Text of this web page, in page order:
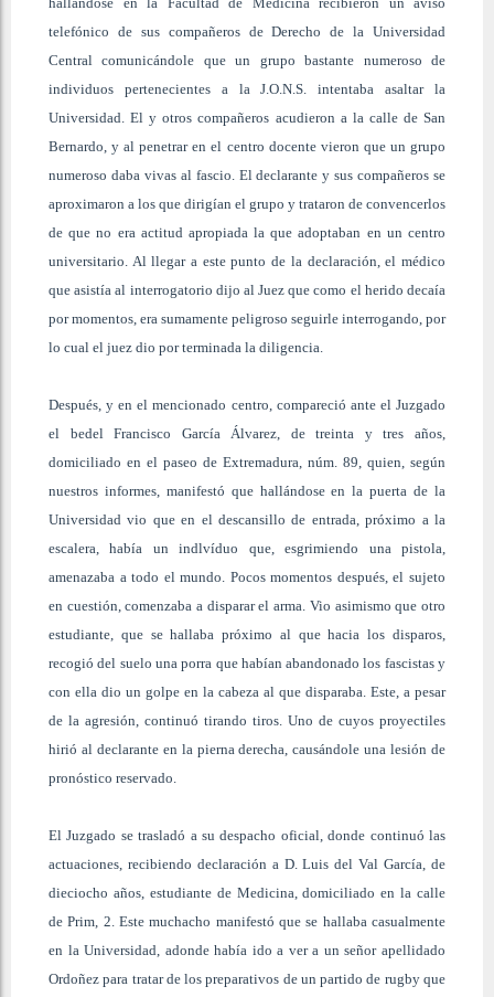
telefónico de sus compañeros de Derecho de la Universidad
Central comunicándole que un grupo bastante numeroso de
individuos pertenecientes a la J.O.N.S. intentaba asaltar la
Universidad. El y otros compañeros acudieron a la calle de San
Bernardo, y al penetrar en el centro docente vieron que un grupo
numeroso daba vivas al fascio. El declarante y sus compañeros se
aproximaron a los que dirigían el grupo y trataron de convencerlos
de que no era actitud apropiada la que adoptaban en un centro
universitario. Al llegar a este punto de la declaración, el médico
que asistía al interrogatorio dijo al Juez que como el herido decaía
por momentos, era sumamente peligroso seguirle interrogando, por
lo cual el juez dio por terminada la diligencia.
Después, y en el mencionado centro, compareció ante el Juzgado
el bedel Francisco García Álvarez, de treinta y tres años,
domiciliado en el paseo de Extremadura, núm. 89, quien, según
nuestros informes, manifestó que hallándose en la puerta de la
Universidad vio que en el descansillo de entrada, próximo a la
escalera, había un indlvíduo que, esgrimiendo una pistola,
amenazaba a todo el mundo. Pocos momentos después, el sujeto
en cuestión, comenzaba a disparar el arma. Vio asimismo que otro
estudiante, que se hallaba próximo al que hacia los disparos,
recogió del suelo una porra que habían abandonado los fascistas y
con ella dio un golpe en la cabeza al que disparaba. Este, a pesar
de la agresión, continuó tirando tiros. Uno de cuyos proyectiles
hirió al declarante en la pierna derecha, causándole una lesión de
pronóstico reservado.
El Juzgado se trasladó a su despacho oficial, donde continuó las
actuaciones, recibiendo declaración a D. Luis del Val García, de
dieciocho años, estudiante de Medicina, domiciliado en la calle
de Prim, 2. Este muchacho manifestó que se hallaba casualmente
en la Universidad, adonde había ido a ver a un señor apellidado
Ordoñez para tratar de los preparativos de un partido de rugby que